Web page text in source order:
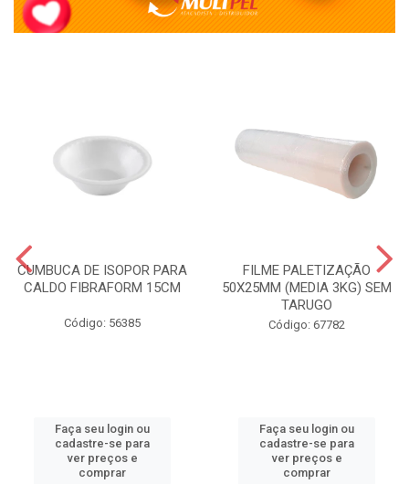
CUMBUCA DE ISOPOR PARA
CALDO FIBRAFORM 15CM
Código: 56385
Faça seu login ou
cadastre-se para
ver preços e
comprar
FILME PALETIZAÇÃO
50X25MM (MEDIA 3KG) SEM
TARUGO
Código: 67782
Faça seu login ou
cadastre-se para
ver preços e
comprar